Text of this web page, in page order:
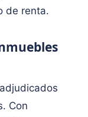
de renta.
Con